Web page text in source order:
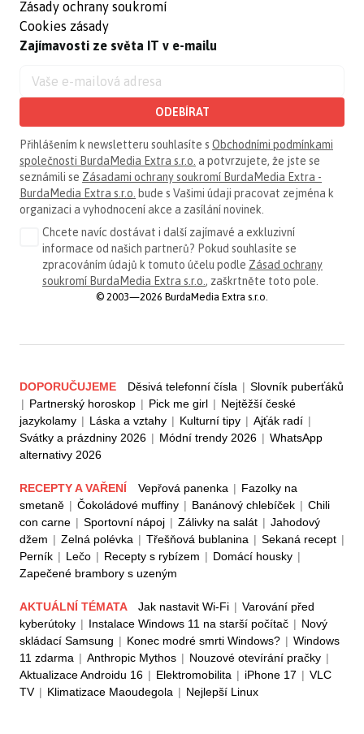
Zásady ochrany soukromí
Cookies zásady
Zajímavosti ze světa IT v e-mailu
ODEBÍRAT
Přihlášením k newsletteru souhlasíte s Obchodními podmínkami
společnosti BurdaMedia Extra s.r.o. a potvrzujete, že jste se
seznámili se Zásadami ochrany soukromí BurdaMedia Extra -
BurdaMedia Extra s.r.o. bude s Vašimi údaji pracovat zejména k
organizaci a vyhodnocení akce a zasílání novinek.
Chcete navíc dostávat i další zajímavé a exkluzivní
informace od našich partnerů? Pokud souhlasíte se
zpracováním údajů k tomuto účelu podle Zásad ochrany
soukromí BurdaMedia Extra s.r.o., zaškrtněte toto pole.
© 2003—2026 BurdaMedia Extra s.r.o.
DOPORUČUJEME Děsivá telefonní čísla | Slovník puberťáků
| Partnerský horoskop | Pick me girl | Nejtěžší české
jazykolamy | Láska a vztahy | Kulturní tipy | Ajťák radí |
Svátky a prázdniny 2026 | Módní trendy 2026 | WhatsApp
alternativy 2026
RECEPTY A VAŘENÍ Vepřová panenka | Fazolky na
smetaně | Čokoládové muffiny | Banánový chlebíček | Chili
con carne | Sportovní nápoj | Zálivky na salát | Jahodový
džem | Zelná polévka | Třešňová bublanina | Sekaná recept |
Perník | Lečo | Recepty s rybízem | Domácí housky |
Zapečené brambory s uzeným
AKTUÁLNÍ TÉMATA Jak nastavit Wi-Fi | Varování před
kyberútoky | Instalace Windows 11 na starší počítač | Nový
skládací Samsung | Konec modré smrti Windows? | Windows
11 zdarma | Anthropic Mythos | Nouzové otevírání pračky |
Aktualizace Androidu 16 | Elektromobilita | iPhone 17 | VLC
TV | Klimatizace Maoudegola | Nejlepší Linux